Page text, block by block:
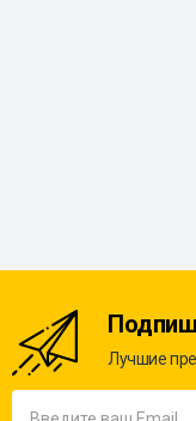
Лучшие